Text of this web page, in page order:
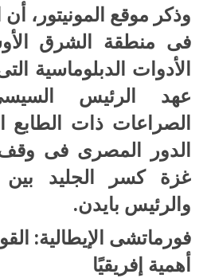
وذكر موقع المونيتور، أن
فى منطقة الشرق
الأدوات الدبلوماسية
عهد الرئيس
الصراعات ذات الطابع
الدور المصرى فى وقف
غزة كسر الجليد بين
والرئيس بايدن.
فورماتشى الإيطالية: القوة
أهمية إفريقيًا